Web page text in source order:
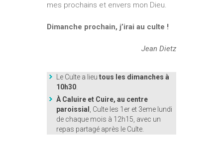
mes prochains et envers mon Dieu.
Dimanche prochain, j’irai au culte !
Jean Dietz
Le Culte a lieu tous les dimanches à
10h30
À Caluire et Cuire, au centre
paroissial
, Culte les 1er et 3eme lundi
de chaque mois à 12h15, avec un
repas partagé après le Culte.